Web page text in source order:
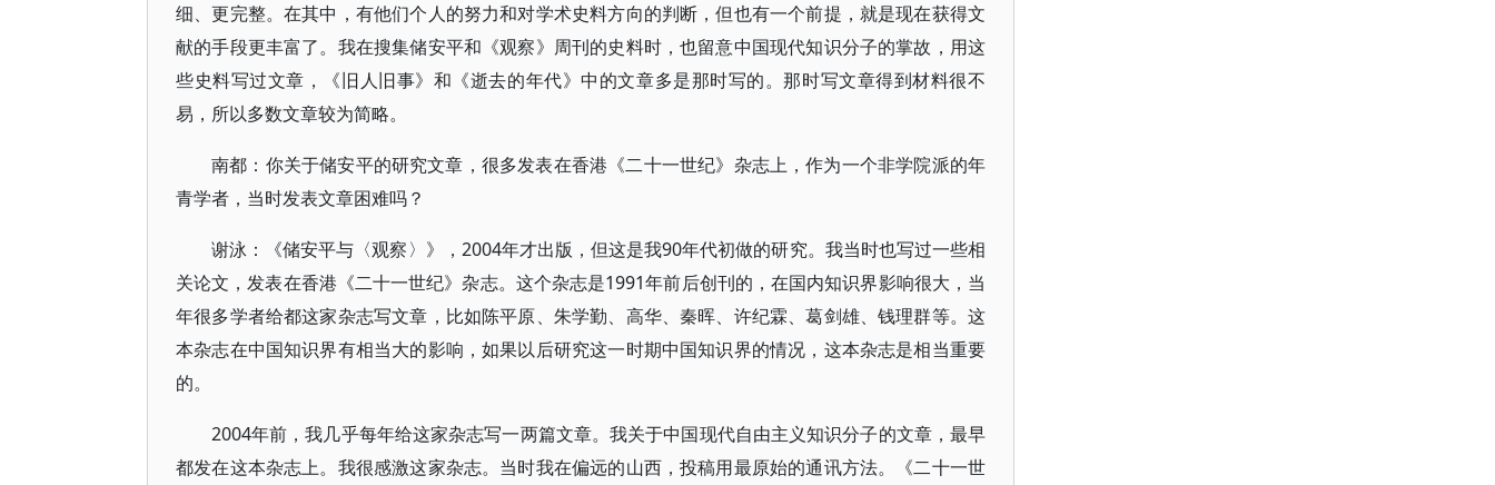
细、更完整。在其中，有他们个人的努力和对学术史料方向的判断，但也有一个前提，就是现在获得文
献的手段更丰富了。我在搜集储安平和《观察》周刊的史料时，也留意中国现代知识分子的掌故，用这
些史料写过文章，《旧人旧事》和《逝去的年代》中的文章多是那时写的。那时写文章得到材料很不
易，所以多数文章较为简略。
南都：你关于储安平的研究文章，很多发表在香港《二十一世纪》杂志上，作为一个非学院派的年
青学者，当时发表文章困难吗？
谢泳：《储安平与〈观察〉》，2004年才出版，但这是我90年代初做的研究。我当时也写过一些相
关论文，发表在香港《二十一世纪》杂志。这个杂志是1991年前后创刊的，在国内知识界影响很大，当
年很多学者给都这家杂志写文章，比如陈平原、朱学勤、高华、秦晖、许纪霖、葛剑雄、钱理群等。这
本杂志在中国知识界有相当大的影响，如果以后研究这一时期中国知识界的情况，这本杂志是相当重要
的。
2004年前，我几乎每年给这家杂志写一两篇文章。我关于中国现代自由主义知识分子的文章，最早
都发在这本杂志上。我很感激这家杂志。当时我在偏远的山西，投稿用最原始的通讯方法。《二十一世